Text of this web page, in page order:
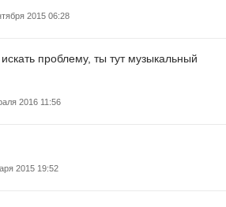
2015 06:28
проблему, ты тут музыкальный
2016 11:56
2015 19:52